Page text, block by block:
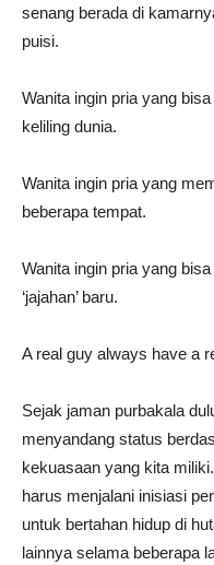
senang berada di
puisi.
Wanita ingin pria yang
keliling dunia.
Wanita ingin pria yang
beberapa tempat.
Wanita ingin pria yang
‘jajahan’ baru.
A real guy always have a
Sejak jaman purbakala
menyandang status
kekuasaan yang kita
harus menjalani inisiasi
untuk bertahan hidup di
lainnya selama beberapa